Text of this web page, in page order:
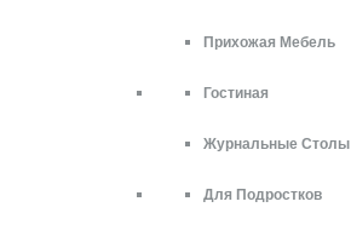
Прихожая Мебель
Гостиная
Журнальные Столы
Для Подростков